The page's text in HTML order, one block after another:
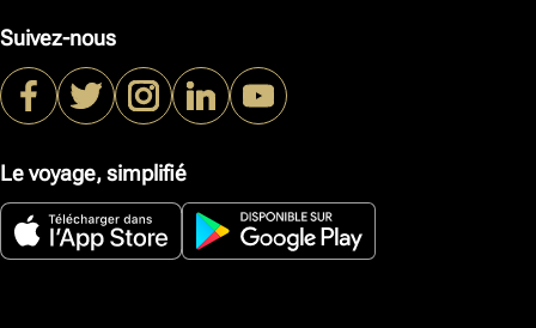
Suivez-nous
Le voyage, simplifié